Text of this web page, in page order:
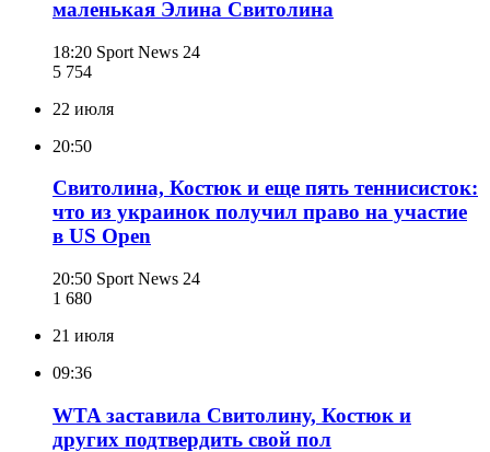
маленькая Элина Свитолина
18:20 Sport News 24
5 754
22 июля
20:50
Свитолина, Костюк и еще пять теннисисток:
что из украинок получил право на участие
в US Open
20:50 Sport News 24
1 680
21 июля
09:36
WTA заставила Свитолину, Костюк и
других подтвердить свой пол